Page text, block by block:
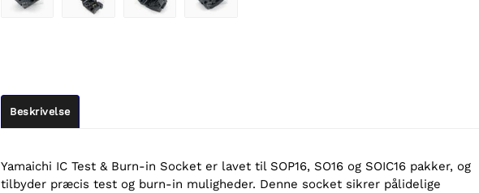
Beskrivelse
Yamaichi IC Test & Burn-in Socket er lavet til SOP16, SO16 og SOIC16 pakker, og
tilbyder præcis test og burn-in muligheder. Denne socket sikrer pålidelige